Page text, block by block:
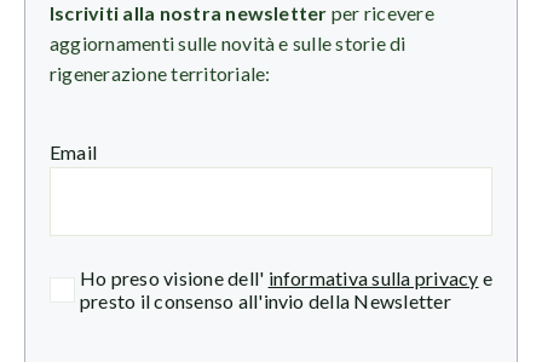
Iscriviti alla nostra newsletter per ricevere
aggiornamenti sulle novità e sulle storie di
rigenerazione territoriale:
Email
Ho preso visione dell' informativa sulla privacy e
presto il consenso all'invio della Newsletter